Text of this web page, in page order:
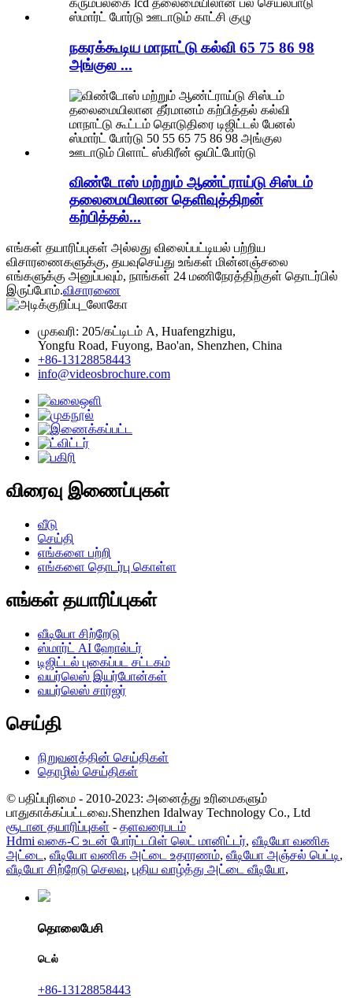
நகரக்கூடிய மாநாட்டு கல்வி 65 75 86 98
அங்குல ...
விண்டோஸ் மற்றும் ஆண்ட்ராய்டு சிஸ்டம்
தலைமையிலான தெளிவுத்திறன்
கற்பித்தல்...
எங்கள் தயாரிப்புகள் அல்லது விலைப்பட்டியல் பற்றிய
விசாரணைகளுக்கு, தயவுசெய்து உங்கள் மின்னஞ்சலை
எங்களுக்கு அனுப்பவும், நாங்கள் 24 மணிநேரத்திற்குள் தொடர்பில்
இருப்போம்.விசாரணை
முகவரி: 205/கட்டிடம் A, Huafengzhigu,
Yongfu Road, Fuyong, Bao'an, Shenzhen, China
+86-13128858443
info@videosbrochure.com
விரைவு இணைப்புகள்
வீடு
செய்தி
எங்களை பற்றி
எங்களை தொடர்பு கொள்ள
எங்கள் தயாரிப்புகள்
வீடியோ சிற்றேடு
ஸ்மார்ட் AI ஹோல்டர்
டிஜிட்டல் புகைப்பட சட்டகம்
வயர்லெஸ் இயர்போன்கள்
வயர்லெஸ் சார்ஜர்
செய்தி
நிறுவனத்தின் செய்திகள்
தொழில் செய்திகள்
© பதிப்புரிமை - 2010-2023: அனைத்து உரிமைகளும்
பாதுகாக்கப்பட்டவை.Shenzhen Idalway Technology Co., Ltd
சூடான தயாரிப்புகள் - தளவரைபடம்
Hdmi வகை-C உடன் போர்ட்டபிள் லெட் மானிட்டர், வீடியோ வணிக
அட்டை , வீடியோ வணிக அட்டை உதாரணம், வீடியோ அஞ்சல் பெட்டி,
வீடியோ சிற்றேடு செலவு, புதிய வாழ்த்து அட்டை வீடியோ,
தொலைபேசி
டெல்
+86-13128858443